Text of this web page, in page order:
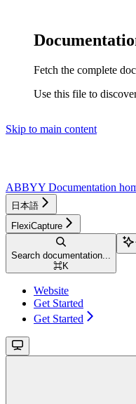
Fetch the complete
Use this file to
Skip to main content
ABBYY Documentation
日本語
FlexiCapture
Search documentation...
⌘K
Website
Get Started
Get Started